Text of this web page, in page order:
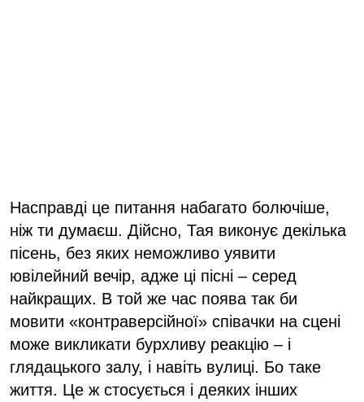
Насправді це питання набагато болючіше,
ніж ти думаєш. Дійсно, Тая виконує декілька
пісень, без яких неможливо уявити
ювілейний вечір, адже ці пісні – серед
найкращих. В той же час поява так би
мовити «контраверсійної» співачки на сцені
може викликати бурхливу реакцію – і
глядацького залу, і навіть вулиці. Бо таке
життя. Це ж стосується і деяких інших